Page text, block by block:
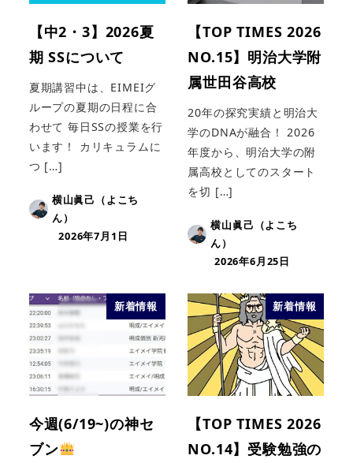
【中2・3】2026夏
期 SSについて
夏期講習中は、EIMEIグ
ループの夏期の日程に合
わせて 毎日SSの授業を行
います！ カリキュラムに
つ […]
横山眞己（よこち
ん）
2026年7月1日
【TOP TIMES 2026
NO.15】明治大学附
属世田谷高校
20年の探究実績と明治大
学のDNAが融合！ 2026
年度から、明治大学の附
属高校としてのスタート
を切 […]
横山眞己（よこち
ん）
2026年6月25日
新着情報
今週(6/19~)の神セ
ブン
新着情報
【TOP TIMES 2026
NO.14】受験勉強の